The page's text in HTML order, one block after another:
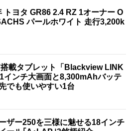
トヨタ GR86 2.4 RZ 1オーナー O
パールホワイト 走行3,200k
載タブレット「Blackview LINK
インチ大画面と8,300mAhバッテ
でも使いやすい1台
ザー250を三様に魅せる18インチ